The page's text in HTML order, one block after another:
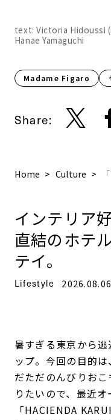
text: Victoria
Hanae Yamaguchi
Madame Figaro
Share:
Home Culture
インテリア
直結のホテ
テイ。
Lifestyle 2026.08.06
暑すぎる東京から
ップ。今回の目的
だただのんびりお
りたいので、最近
「HACIENDA